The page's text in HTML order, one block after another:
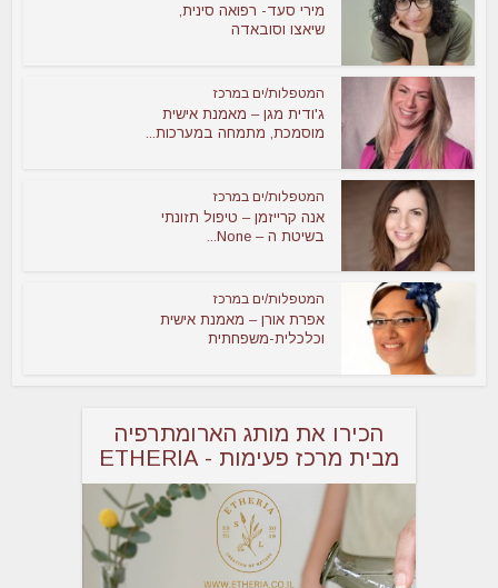
מירי סעד- רפואה סינית,
שיאצו וסובאדה
המטפלות/ים במרכז
ג'ודית מגן – מאמנת אישית
מוסמכת, מתמחה במערכות...
המטפלות/ים במרכז
אנה קרייזמן – טיפול תזונתי
בשיטת ה – None...
המטפלות/ים במרכז
אפרת אורן – מאמנת אישית
וכלכלית-משפחתית
הכירו את מותג הארומתרפיה
מבית מרכז פעימות - ETHERIA